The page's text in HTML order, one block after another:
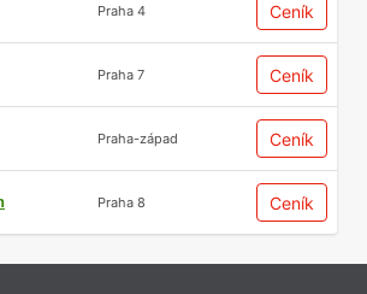
Praha 4 Ceník
Praha 7 Ceník
Praha-západ Ceník
Praha 8 Ceník